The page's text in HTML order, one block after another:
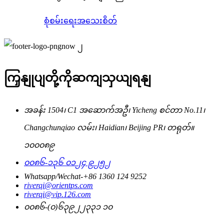
စုံစမ်းရေးအသေးစိတ်
ကြှနျုပျတို့ကိုဆကျသှယျရနျ
အခန်း 1504၊ C1 အဆောက်အဦ၊ Yicheng စင်တာ No.11၊
Changchunqiao လမ်း၊ Haidian၊ Beijing PR၊ တရုတ်။
၁၀၀၀၈၉
၀၀၈၆-၁၃၆ ၀၁၂၄ ၉၂၅၂
Whatsapp/Wechat-+86 1360 124 9252
riverqi@orientps.com
riverqi@vip.126.com
၀၀၈၆-(၀)၆၃၉၂၂၃၃၁ ၁၀